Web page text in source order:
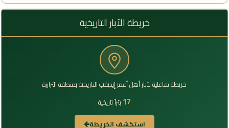
خريطة الآبار التاريخية
خريطة تفاعلية لآبار أهل أعمر إيديقب التاريخية بمنطقة الترارزة
17 بئراً تاريخية
استكشف الخريطة